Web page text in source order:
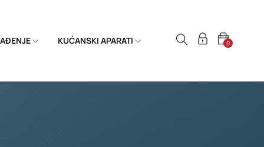
KUĆANSKI APARATI 0